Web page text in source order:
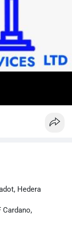
Hedera
Cardano,